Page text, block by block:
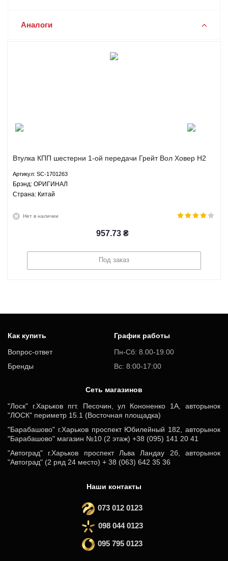
Аналоги
Втулка КПП шестерни 1-ой передачи Грейт Вол Ховер H2
Артикул: SC-1701263
Брэнд: ОРИГИНАЛ
Страна: Китай
Нет в наличии
957.73₴
Под заказ
Как купить
Вопрос-ответ
Бренды
График работы
Пн-Сб: 8.00-19.00
Вс: 8:00-17:00
Cеть магазинов
"Лоск" г.Харьков пгт. Песочин, ул Кононенко 1А, авторынок
"ЛОСК" периметр 15.1 (Восточная площадка)
"Барабашово" г.Харьков проспект Юбилейный 182, авторынок
"Барабашово" магазин №10 (2 этаж) +38 (095) 141 20 41
"Автоград" г.Харьков проспект Льва Ландау 2б, авторынок
"Автоград" (2 ряд 24 место) + 38 (063) 642 35 36
Наши контакты
073 012 0123
098 044 0123
095 795 0123